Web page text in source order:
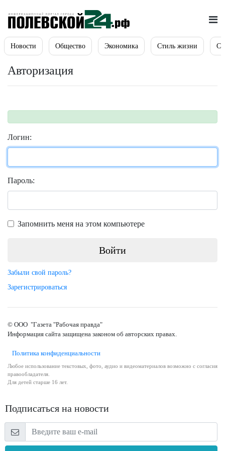
Новости Общество Экономика Стиль жизни
Авторизация
Логин:
Пароль:
Запомнить меня на этом компьютере
Забыли свой пароль?
Зарегистрироваться
© ООО "Газета "Рабочая правда"
Информация сайта защищена законом об авторских правах.
Политика конфиденциальности
Любое использование текстовых, фото, аудио и видеоматериалов возможно с согласия
правообладателя.
Для детей старше 16 лет.
Подписаться на новости